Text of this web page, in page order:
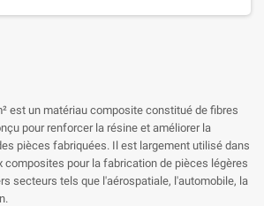
est un matériau composite constitué de fibres
pour renforcer la résine et améliorer la
pièces fabriquées. Il est largement utilisé dans
composites pour la fabrication de pièces légères
secteurs tels que l'aérospatiale, l'automobile, la